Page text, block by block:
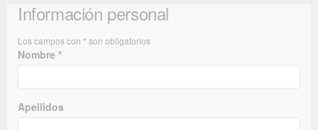
Información personal
Los campos con * son obligatorios
Nombre *
Apellidos